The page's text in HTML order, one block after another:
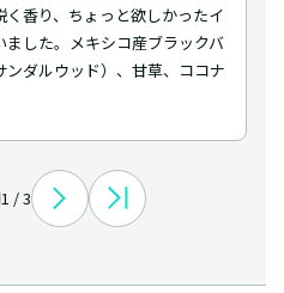
香り、ちょっと欲しかったイ
した。メキシコ産ブラックバ
ダルウッド）、甘草、ココナ
1 / 3